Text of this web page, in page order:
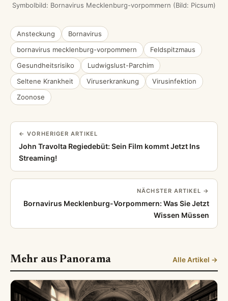
Symbolbild: Bornavirus Mecklenburg-vorpommern (Bild: Picsum)
Ansteckung
Bornavirus
bornavirus mecklenburg-vorpommern
Feldspitzmaus
Gesundheitsrisiko
Ludwigslust-Parchim
Seltene Krankheit
Viruserkrankung
Virusinfektion
Zoonose
← VORHERIGER ARTIKEL
John Travolta Regiedebüt: Sein Film kommt Jetzt Ins
Streaming!
NÄCHSTER ARTIKEL →
Bornavirus Mecklenburg-Vorpommern: Was Sie Jetzt
Wissen Müssen
Mehr aus Panorama Alle Artikel →